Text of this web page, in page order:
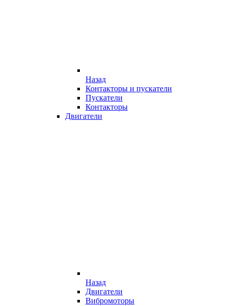
Назад
Контакторы и пускатели
Пускатели
Контакторы
Двигатели
Назад
Двигатели
Вибромоторы